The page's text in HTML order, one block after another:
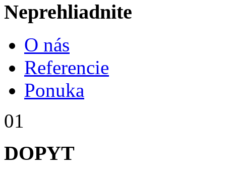
Neprehliadnite
O nás
Referencie
Ponuka
01
DOPYT